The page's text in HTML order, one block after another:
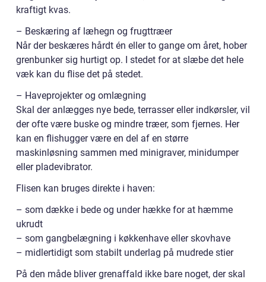
kraftigt kvas.
– Beskæring af læhegn og frugttræer
Når der beskæres hårdt én eller to gange om året, hober
grenbunker sig hurtigt op. I stedet for at slæbe det hele
væk kan du flise det på stedet.
– Haveprojekter og omlægning
Skal der anlægges nye bede, terrasser eller indkørsler, vil
der ofte være buske og mindre træer, som fjernes. Her
kan en flishugger være en del af en større
maskinløsning sammen med minigraver, minidumper
eller pladevibrator.
Flisen kan bruges direkte i haven:
– som dække i bede og under hække for at hæmme
ukrudt
– som gangbelægning i køkkenhave eller skovhave
– midlertidigt som stabilt underlag på mudrede stier
På den måde bliver grenaffald ikke bare noget, der skal